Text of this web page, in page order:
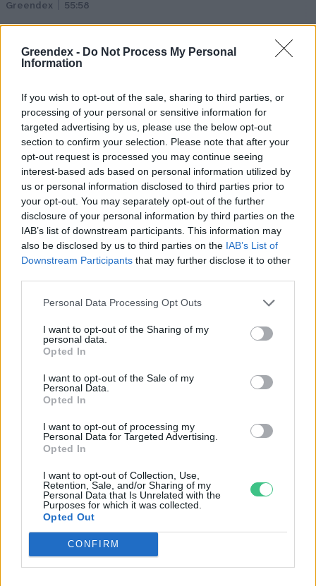
Greendex - Do Not Process My Personal
Information
If you wish to opt-out of the sale, sharing to third parties, or
processing of your personal or sensitive information for
targeted advertising by us, please use the below opt-out
section to confirm your selection. Please note that after your
opt-out request is processed you may continue seeing
interest-based ads based on personal information utilized by
us or personal information disclosed to third parties prior to
your opt-out. You may separately opt-out of the further
disclosure of your personal information by third parties on the
IAB’s list of downstream participants. This information may
also be disclosed by us to third parties on the IAB’s List of
Downstream Participants that may further disclose it to other
Personal Data Processing Opt Outs
I want to opt-out of the Sharing of my
personal data.
Opted In
I want to opt-out of the Sale of my
Personal Data.
Opted In
I want to opt-out of processing my
Personal Data for Targeted Advertising.
Opted In
I want to opt-out of Collection, Use,
Retention, Sale, and/or Sharing of my
Personal Data that Is Unrelated with the
Purposes for which it was collected.
Opted Out
CONFIRM
Greendex 55:58
Cickafark – Az évezredek óta
ismert gyógynövény
EGÉSZSÉGÜNK Börzsey Barbara 1 perc
Ezt a növényt már az őskorban is ismerték, a népi gyógyászatban
pedig ma is számos betegség ellen használják.
Születésnapi programokkal várja a
hétvégén a közönséget a 160 éves